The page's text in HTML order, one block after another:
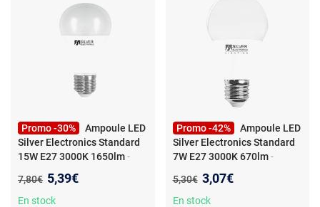
Promo -30%
Ampoule LED
Silver Electronics Standard
15W E27 3000K 1650lm-
Electronics Standard 15W
E27 1650lm 3000K
Ancien prix :
7,80€ Nouveau prix :
5,39€
En stock
Promo -42%
Ampoule LED
Silver Electronics Standard
7W E27 3000K 670lm -
Electronics Standard 7W E27
670lm 3000K
Ancien prix :
5,30€ Nouveau prix :
3,07€
En stock